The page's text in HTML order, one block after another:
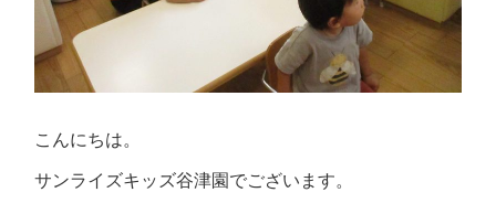
こんにちは。
サンライズキッズ谷津園でございます。